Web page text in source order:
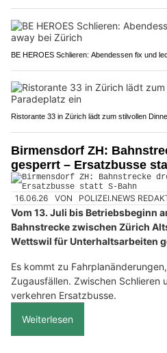
BE HEROES Schlieren: Abendessen fix und
Ristorante 33 in Zürich lädt zum stilvollen
Birmensdorf ZH:
gesperrt – Ersatzbusse
16.06.26 VON POLIZEI.NEWS
Vom 13. Juli bis Betriebsbeginn
Bahnstrecke zwischen Zürich
Wettswil für Unterhaltsarbeiten
Es kommt zu
Zugausfällen. Zwischen Schlieren
verkehren Ersatzbusse.
Weiterlesen